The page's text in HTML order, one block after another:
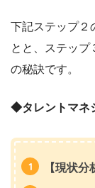
下記ステップ２
とと、ステッ
の秘訣です。
◆タレントマネ
【現状